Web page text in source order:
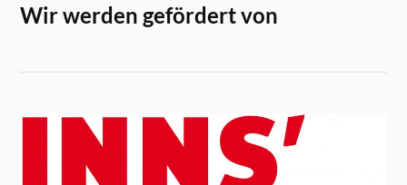
Wir werden gefördert von